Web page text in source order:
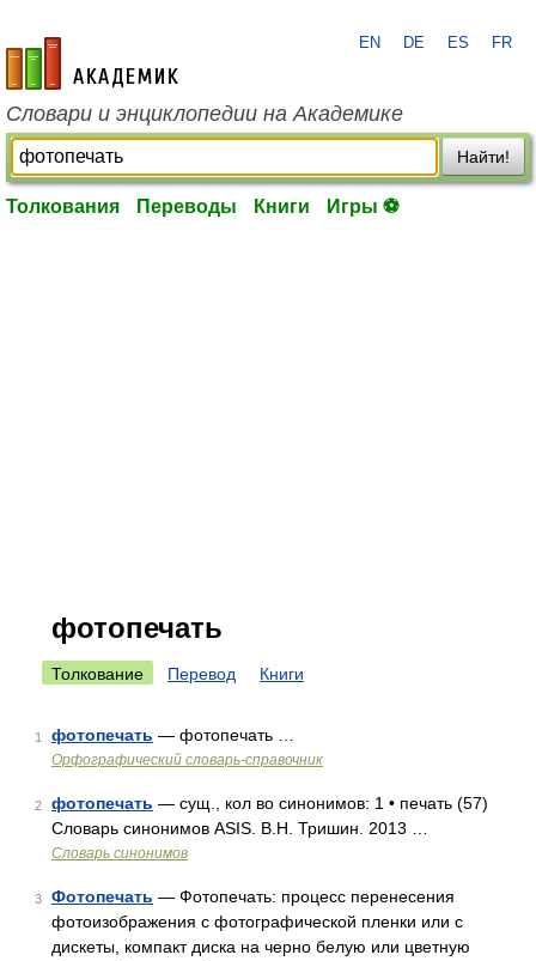
academic.ru
EN DE ES FR
Словари и энциклопедии на Академике
Найти!
Толкования Переводы Книги Игры ⚽
фотопечать
Толкование Перевод Книги
1 фотопечать — фотопечать …
Орфографический словарь-справочник
2 фотопечать — сущ., кол во синонимов: 1 • печать (57)
Словарь синонимов ASIS. В.Н. Тришин. 2013 …
Словарь синонимов
3 Фотопечать — Фотопечать: процесс перенесения
фотоизображения с фотографической пленки или с
дискеты, компакт диска на черно белую или цветную